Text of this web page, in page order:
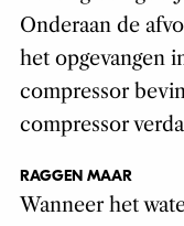
Onderaan de
het opgevangen
compressor
compressor
RAGGEN MAAR
Wanneer het